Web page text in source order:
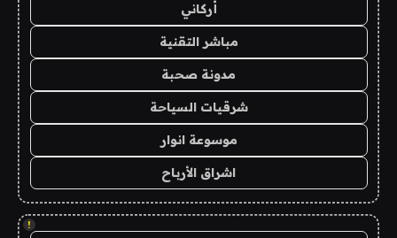
أركاني
مباشر التقنية
مدونة صحبة
شرقيات السياحة
موسوعة انوار
اشراق الأرباح
!